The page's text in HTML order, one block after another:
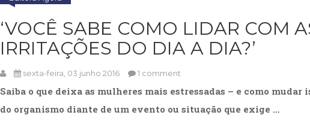
‘VOCÊ SABE COMO LIDAR COM
IRRITAÇÕES DO DIA A DIA?’
sexta-feira, 03 junho 2016 1 comment
Saiba o que deixa as mulheres mais estressadas – e como mudar
do organismo diante de um evento ou situação que exige …